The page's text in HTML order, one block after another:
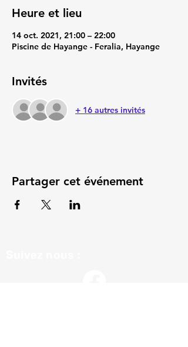
Heure et lieu
14 oct. 2021, 21:00 – 22:00
Piscine de Hayange - Feralia, Hayange
Invités
+ 16 autres invités
Partager cet événement